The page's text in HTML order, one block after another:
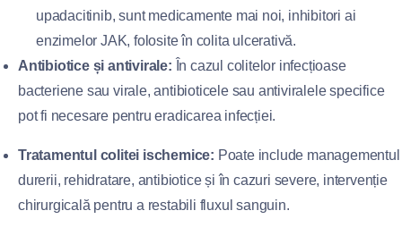
upadacitinib, sunt medicamente mai noi, inhibitori ai
enzimelor JAK, folosite în colita ulcerativă.
Antibiotice și antivirale: În cazul colitelor infecțioase
bacteriene sau virale, antibioticele sau antiviralele specifice
pot fi necesare pentru eradicarea infecției.
Tratamentul colitei ischemice: Poate include managementul
durerii, rehidratare, antibiotice și în cazuri severe, intervenție
chirurgicală pentru a restabili fluxul sanguin.